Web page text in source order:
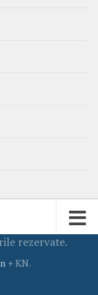
rezervate.
+ KN.